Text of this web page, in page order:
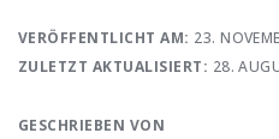
VERÖFFENTLICHT AM: 23.
ZULETZT AKTUALISIERT: 28.
GESCHRIEBEN VON